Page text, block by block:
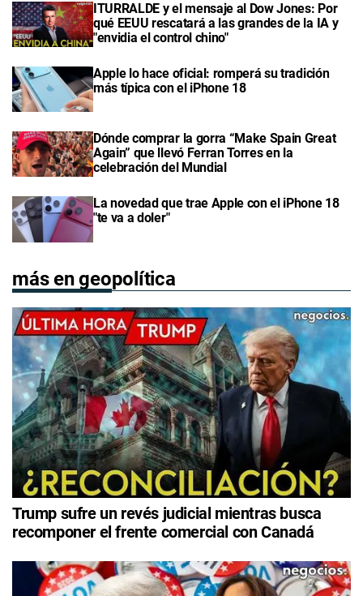
ITURRALDE y el mensaje al Dow Jones: Por
qué EEUU rescatará a las grandes de la IA y
"envidia el control chino"
Apple lo hace oficial: romperá su tradición
más típica con el iPhone 18
Dónde comprar la gorra “Make Spain Great
Again” que llevó Ferran Torres en la
celebración del Mundial
La novedad que trae Apple con el iPhone 18
"te va a doler"
más en geopolítica
Trump sufre un revés judicial mientras busca
recomponer el frente comercial con Canadá